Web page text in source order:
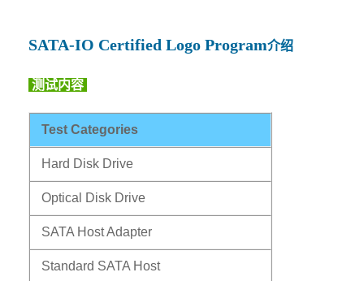
SATA-IO Certified Logo Program介绍
测试内容
Test Categories
Hard Disk Drive
Optical Disk Drive
SATA Host Adapter
Standard SATA Host